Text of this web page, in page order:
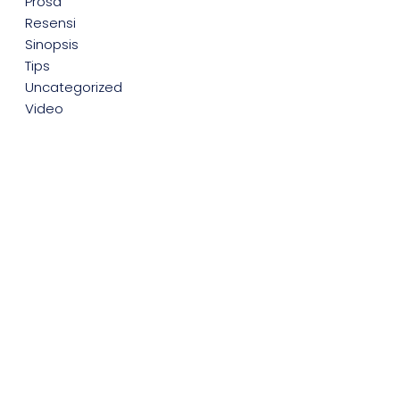
Resensi
Sinopsis
Tips
Uncategorized
Video